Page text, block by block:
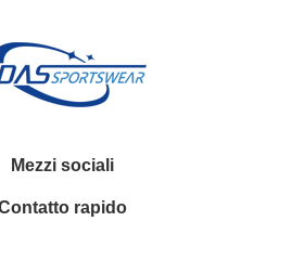
Mezzi sociali
rapido